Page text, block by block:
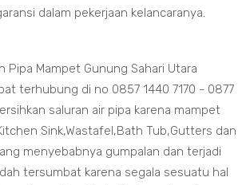
dalam pekerjaan kelancaranya.
Pipa Mampet Gunung Sahari Utara
terhubung di no 0857 1440 7170 - 0877
saluran air pipa karena mampet
Sink,Wastafel,Bath Tub,Gutters dan
menyebabnya gumpalan dan terjadi
tersumbat karena segala sesuatu hal